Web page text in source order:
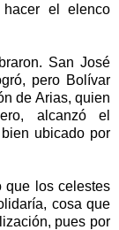
el elenco
San José
pero Bolívar
de Arias, quien
alcanzó el
ubicado por
que los celestes
cosa que
pues por